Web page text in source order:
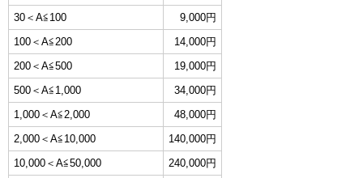
30＜A≦100
9,000円
100＜A≦200
14,000円
200＜A≦500
19,000円
500＜A≦1,000
34,000円
1,000＜A≦2,000
48,000円
2,000＜A≦10,000
140,000円
10,000＜A≦50,000
240,000円